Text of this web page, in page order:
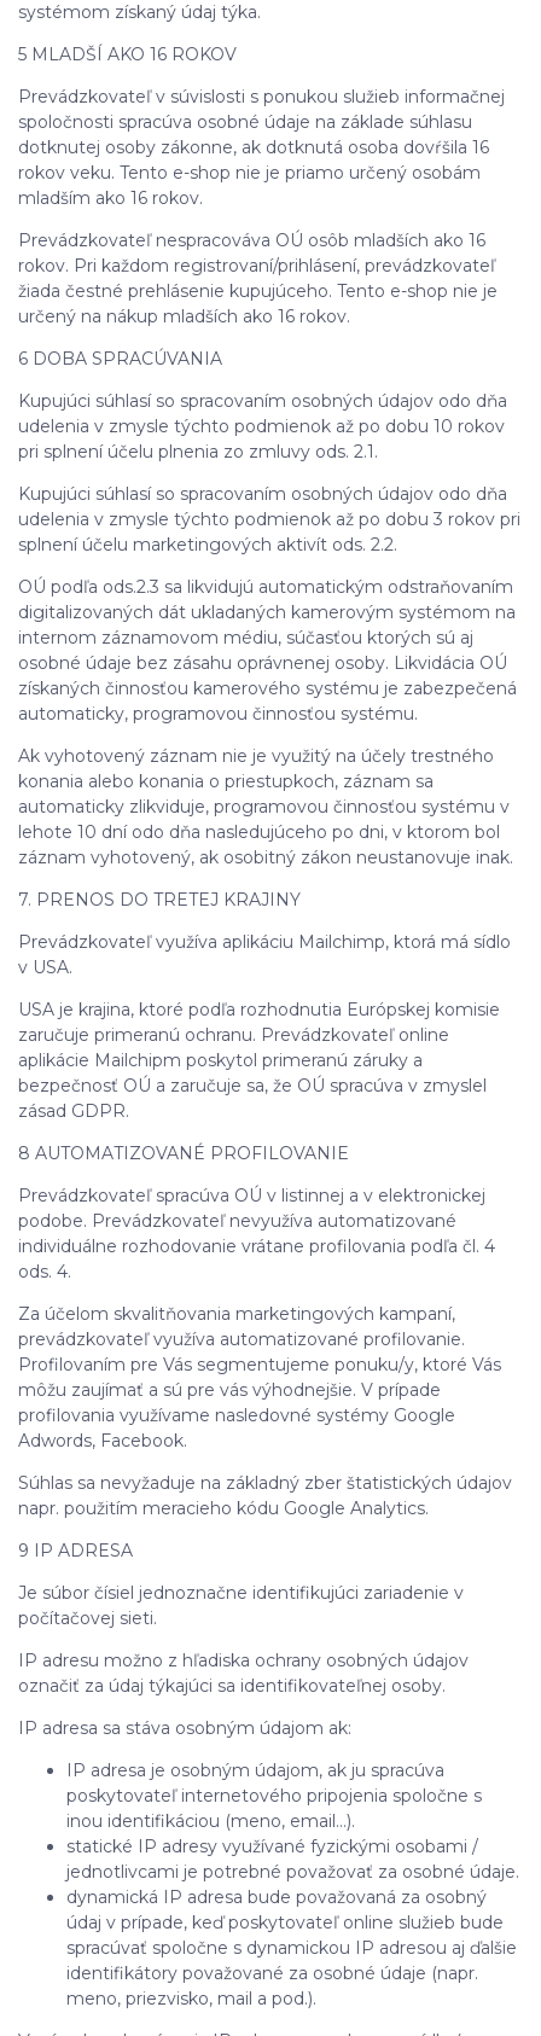
systémom získaný údaj týka.
5 MLADŠÍ AKO 16 ROKOV
Prevádzkovateľ v súvislosti s ponukou služieb informačnej
spoločnosti spracúva osobné údaje na základe súhlasu
dotknutej osoby zákonne, ak dotknutá osoba dovŕšila 16
rokov veku. Tento e-shop nie je priamo určený osobám
mladším ako 16 rokov.
Prevádzkovateľ nespracováva OÚ osôb mladších ako 16
rokov. Pri každom registrovaní/prihlásení, prevádzkovateľ
žiada čestné prehlásenie kupujúceho. Tento e-shop nie je
určený na nákup mladších ako 16 rokov.
6 DOBA SPRACÚVANIA
Kupujúci súhlasí so spracovaním osobných údajov odo dňa
udelenia v zmysle týchto podmienok až po dobu 10 rokov
pri splnení účelu plnenia zo zmluvy ods. 2.1.
Kupujúci súhlasí so spracovaním osobných údajov odo dňa
udelenia v zmysle týchto podmienok až po dobu 3 rokov pri
splnení účelu marketingových aktivít ods. 2.2.
OÚ podľa ods.2.3 sa likvidujú automatickým odstraňovaním
digitalizovaných dát ukladaných kamerovým systémom na
internom záznamovom médiu, súčasťou ktorých sú aj
osobné údaje bez zásahu oprávnenej osoby. Likvidácia OÚ
získaných činnosťou kamerového systému je zabezpečená
automaticky, programovou činnosťou systému.
Ak vyhotovený záznam nie je využitý na účely trestného
konania alebo konania o priestupkoch, záznam sa
automaticky zlikviduje, programovou činnosťou systému v
lehote 10 dní odo dňa nasledujúceho po dni, v ktorom bol
záznam vyhotovený, ak osobitný zákon neustanovuje inak.
7. PRENOS DO TRETEJ KRAJINY
Prevádzkovateľ využíva aplikáciu Mailchimp, ktorá má sídlo
v USA.
USA je krajina, ktoré podľa rozhodnutia Európskej komisie
zaručuje primeranú ochranu. Prevádzkovateľ online
aplikácie Mailchipm poskytol primeranú záruky a
bezpečnosť OÚ a zaručuje sa, že OÚ spracúva v zmyslel
zásad GDPR.
8 AUTOMATIZOVANÉ PROFILOVANIE
Prevádzkovateľ spracúva OÚ v listinnej a v elektronickej
podobe. Prevádzkovateľ nevyužíva automatizované
individuálne rozhodovanie vrátane profilovania podľa čl. 4
ods. 4.
Za účelom skvalitňovania marketingových kampaní,
prevádzkovateľ využíva automatizované profilovanie.
Profilovaním pre Vás segmentujeme ponuku/y, ktoré Vás
môžu zaujímať a sú pre vás výhodnejšie. V prípade
profilovania využívame nasledovné systémy Google
Adwords, Facebook.
Súhlas sa nevyžaduje na základný zber štatistických údajov
napr. použitím meracieho kódu Google Analytics.
9 IP ADRESA
Je súbor čísiel jednoznačne identifikujúci zariadenie v
počítačovej sieti.
IP adresu možno z hľadiska ochrany osobných údajov
označiť za údaj týkajúci sa identifikovateľnej osoby.
IP adresa sa stáva osobným údajom ak:
IP adresa je osobným údajom, ak ju spracúva
poskytovateľ internetového pripojenia spoločne s
inou identifikáciou (meno, email…).
statické IP adresy využívané fyzickými osobami /
jednotlivcami je potrebné považovať za osobné údaje.
dynamická IP adresa bude považovaná za osobný
údaj v prípade, keď poskytovateľ online služieb bude
spracúvať spoločne s dynamickou IP adresou aj ďalšie
identifikátory považované za osobné údaje (napr.
meno, priezvisko, mail a pod.).